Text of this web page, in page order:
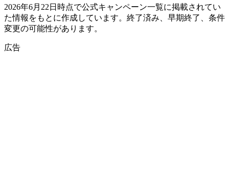
2026年6月22日時点で公式キャンペーン一覧に掲載されてい
た情報をもとに作成しています。終了済み、早期終了、条件
変更の可能性があります。
広告